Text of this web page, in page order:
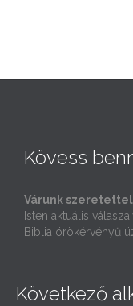
Kövess
Várunk
Isten aktuális
Biblia örökérvényű
Következő